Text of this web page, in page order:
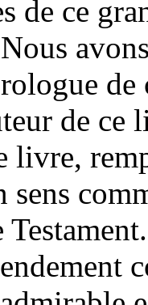
de ce
de ce
livre,
sens